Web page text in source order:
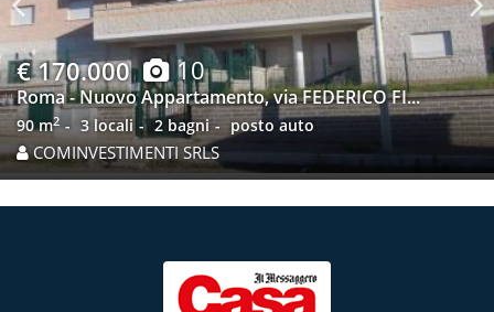
Previous
€ 170.000 10
Roma - Nuovo Appartamento, via FEDERICO FI...
90 m2 3 locali 2 bagni posto auto
COMINVESTIMENTI SRLS